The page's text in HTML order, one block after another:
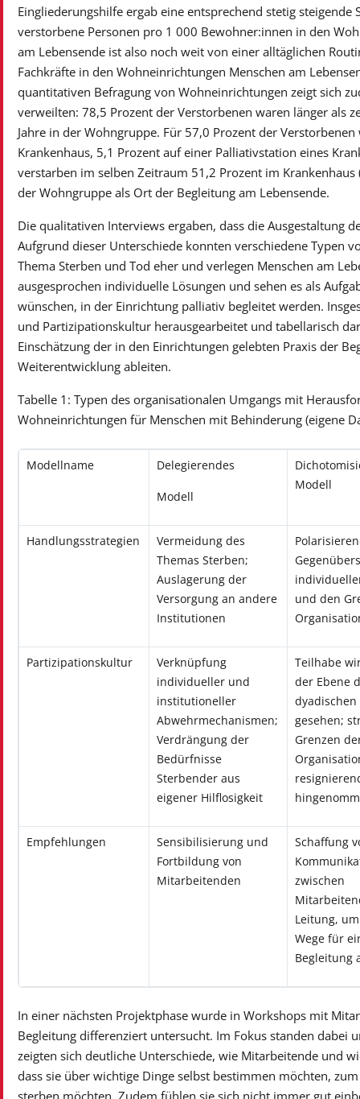
Eingliederungshilfe ergab eine entsprechend stetig
verstorbene Personen pro 1 000 Bewohner:innen in den
am Lebensende ist also noch weit von einer alltäglichen
Fachkräfte in den Wohneinrichtungen Menschen am
quantitativen Befragung von Wohneinrichtungen zeigt sich
verweilten: 78,5 Prozent der Verstorbenen waren länger als
Jahre in der Wohngruppe. Für 57,0 Prozent der
Krankenhaus, 5,1 Prozent auf einer Palliativstation eines
verstarben im selben Zeitraum 51,2 Prozent im Krankenhaus
der Wohngruppe als Ort der Begleitung am Lebensende.
Die qualitativen Interviews ergaben, dass die Ausgestaltung
Aufgrund dieser Unterschiede konnten verschiedene Typen
Thema Sterben und Tod eher und verlegen Menschen am
ausgesprochen individuelle Lösungen und sehen es als
wünschen, in der Einrichtung palliativ begleitet werden.
und Partizipationskultur herausgearbeitet und tabellarisch
Einschätzung der in den Einrichtungen gelebten Praxis der
Weiterentwicklung ableiten.
Tabelle 1: Typen des organisationalen Umgangs mit
Wohneinrichtungen für Menschen mit Behinderung (eigene
Modellname Delegierendes
Modell
Modell
Handlungsstrategien
Vermeidung des
Themas Sterben;
Auslagerung der
Versorgung an andere
Institutionen
und den
Partizipations­kultur
Verknüpfung
individueller und
institutioneller
Abwehrmechanismen;
Verdrängung der
Bedürfnisse
Sterbender aus
eigener Hilflosigkeit
Teilhabe
der Ebene
gesehen;
Grenzen
Empfehlungen
Sensibilisierung und
Fortbildung von
Mitarbeitenden
Schaffung
zwischen
Leitung,
Wege für
Begleitung
In einer nächsten Projektphase wurde in Workshops mit
Begleitung differenziert untersucht. Im Fokus standen dabei
zeigten sich deutliche Unterschiede, wie Mitarbeitende und
dass sie über wichtige Dinge selbst bestimmen möchten,
sterben möchten. Zudem fühlen sie sich nicht immer gut